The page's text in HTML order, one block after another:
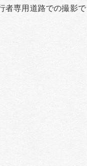
者専用道路での撮影で